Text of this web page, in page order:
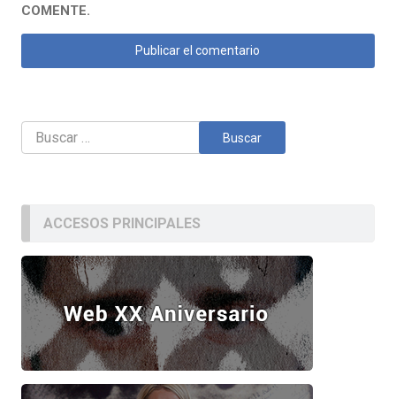
COMENTE.
Buscar:
ACCESOS PRINCIPALES